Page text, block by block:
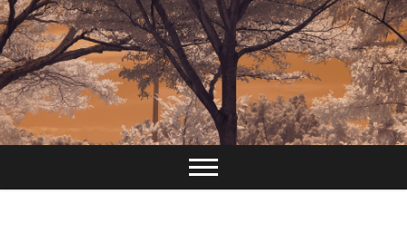
Skip
to
content